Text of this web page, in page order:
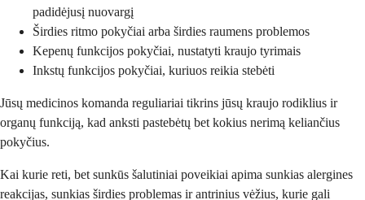
padidėjusį nuovargį
Širdies ritmo pokyčiai arba širdies raumens problemos
Kepenų funkcijos pokyčiai, nustatyti kraujo tyrimais
Inkstų funkcijos pokyčiai, kuriuos reikia stebėti
Jūsų medicinos komanda reguliariai tikrins jūsų kraujo rodiklius ir
organų funkciją, kad anksti pastebėtų bet kokius nerimą keliančius
pokyčius.
Kai kurie reti, bet sunkūs šalutiniai poveikiai apima sunkias alergines
reakcijas, sunkias širdies problemas ir antrinius vėžius, kurie gali